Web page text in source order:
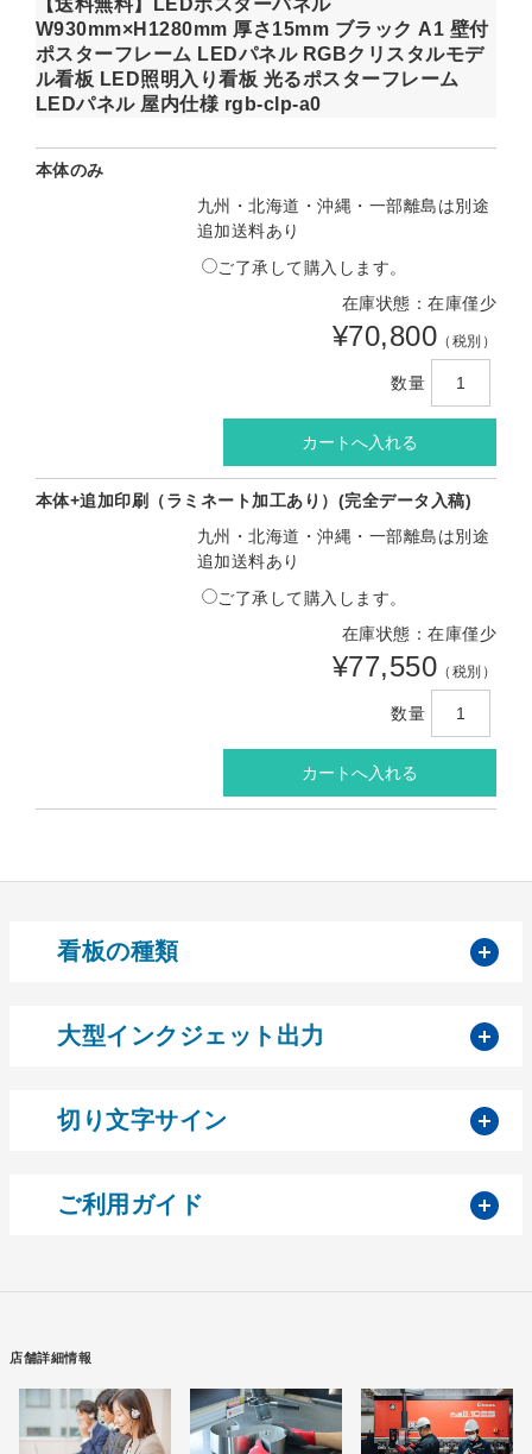
【送料無料】LEDポスターパネル
W930mm×H1280mm 厚さ15mm ブラック A1 壁付
ポスターフレーム LEDパネル RGBクリスタルモデ
ル看板 LED照明入り看板 光るポスターフレーム
LEDパネル 屋内仕様 rgb-clp-a0
本体のみ
九州・北海道・沖縄・一部離島は別途
追加送料あり
ご了承して購入します。
在庫状態：在庫僅少
¥70,800 （税別）
数量
本体+追加印刷（ラミネート加工あり）(完全データ入稿)
九州・北海道・沖縄・一部離島は別途
追加送料あり
ご了承して購入します。
在庫状態：在庫僅少
¥77,550 （税別）
数量
看板の種類
大型インクジェット出力
切り文字サイン
ご利用ガイド
店舗詳細情報